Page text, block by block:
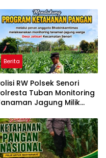
Ketahanan
Pangan”
Berita
RW Polsek Senori
Tuban Monitoring
Jagung Milik
Mendukung Program
Pangan